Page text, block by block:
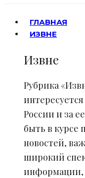
ГЛАВНАЯ
ИЗВНЕ
Извне
Рубрика
России и за
быть в курсе
новостей,
широкий
информации,